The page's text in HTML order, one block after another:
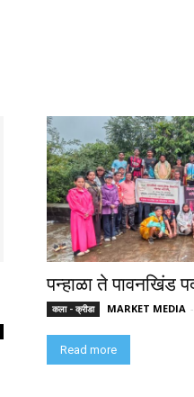
पन्हाळा ते पावनखिंड
कला - क्रीडा MARKET MEDIA -
Read more